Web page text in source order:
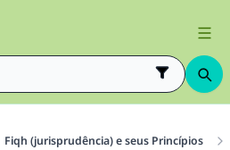
Fiqh (jurisprudência) e seus Princípios